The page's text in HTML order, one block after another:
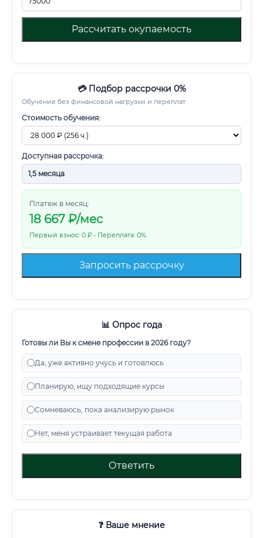
Рассчитать окупаемость
💳 Подбор рассрочки 0%
Обучение без финансовой нагрузки и переплат
Стоимость обучения:
Доступная рассрочка:
Платеж в месяц:
18 667 ₽/мес
Первый взнос: 0 ₽ • Переплата: 0%
Запросить рассрочку
📊 Опрос года
Готовы ли Вы к смене профессии в 2026 году?
Да, уже активно учусь и готовлюсь
Планирую, ищу подходящие курсы
Сомневаюсь, пока анализирую рынок
Нет, меня устраивает текущая работа
Ответить
❓ Ваше мнение